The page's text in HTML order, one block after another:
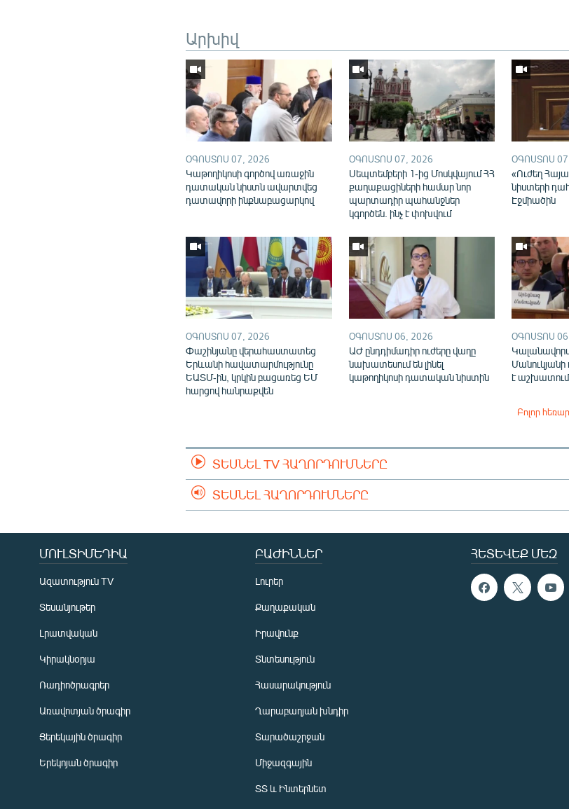
Արխիվ
ՕԳՈՍՏՈՍ 07, 2026
Կաթողիկոսի գործով առաջին
դատական նիստն ավարտվեց
դատավորի ինքնաբացարկով
ՕԳՈՍՏՈՍ 07, 2026
Սեպտեմբերի 1-ից Մոսկվայում ՀՀ
քաղաքացիների համար նոր
պարտադիր պահանջներ
կգործեն. ինչ է փոխվում
ՕԳՈՍՏՈՍ
«Ուժեղ
նիստերի
Էջմիածին
ՕԳՈՍՏՈՍ 07, 2026
Փաշինյանը վերահաստատեց
Երևանի հավատարմությունը
ԵԱՏՄ-ին, կրկին բացառեց ԵՄ
հարցով հանրաքվեն
ՕԳՈՍՏՈՍ 06, 2026
ԱԺ ընդդիմադիր ուժերը վաղը
նախատեսում են լինել
կաթողիկոսի դատական նիստին
ՕԳՈՍՏՈՍ
է աշխատում
Բոլոր
ՏԵՍՆԵԼ TV ՀԱՂՈՐԴՈՒՄՆԵՐԸ
ՏԵՍՆԵԼ ՀԱՂՈՐԴՈՒՄՆԵՐԸ
ՀԵՏԵՎԵՔ ՄԵԶ
ՄՈՒԼՏԻՄԵԴԻԱ
Ազատություն TV
Տեսանյութեր
Լրատվական
Կիրակնօրյա
Ռադիոծրագրեր
Առավոտյան ծրագիր
Ցերեկային ծրագիր
Երեկոյան ծրագիր
ԲԱԺԻՆՆԵՐ
Լուրեր
Քաղաքական
Իրավունք
Տնտեսություն
Հասարակություն
Ղարաբաղյան խնդիր
Տարածաշրջան
Միջազգային
ՏՏ և Ինտերնետ